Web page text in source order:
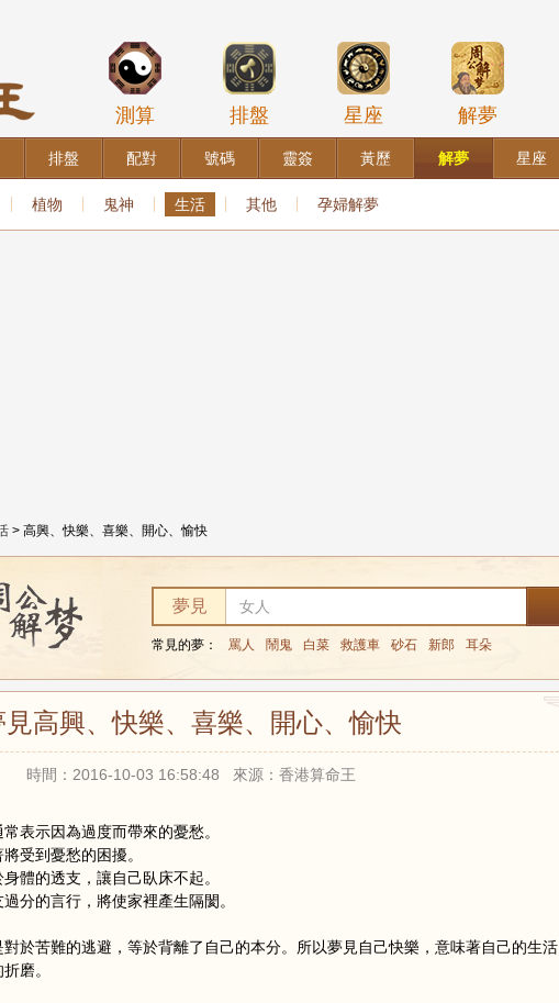
測算 排盤 星座 解夢
排盤 配對 號碼 靈簽 黃歷 解夢 星座
植物 鬼神 生活 其他 孕婦解夢
> 高興、快樂、喜樂、開心、愉快
夢見
常見的夢： 罵人 鬧鬼 白菜 救護車 砂石 新郎 耳朵
見高興、快樂、喜樂、開心、愉快
時間：2016-10-03 16:58:48 來源：香港算命王
表示因為過度而帶來的憂愁。
受到憂愁的困擾。
體的透支，讓自己臥床不起。
分的言行，將使家裡產生隔閡。
於苦難的逃避，等於背離了自己的本分。所以夢見自己快樂，意味著自己的生活
磨。